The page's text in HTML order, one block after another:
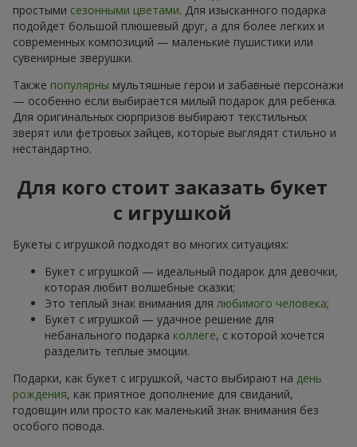
простыми сезонными цветами. Для изысканного подарка
подойдет большой плюшевый друг, а для более легких и
современных композиций — маленькие пушистики или
сувенирные зверушки.
Также популярны мультяшные герои и забавные персонажи
— особенно если выбирается милый подарок для ребенка.
Для оригинальных сюрпризов выбирают текстильных
зверят или фетровых зайцев, которые выглядят стильно и
нестандартно.
Для кого стоит заказать букет
с игрушкой
Букеты с игрушкой подходят во многих ситуациях:
Букет с игрушкой — идеальный подарок для девочки,
которая любит волшебные сказки;
Это теплый знак внимания для любимого человека;
Букет с игрушкой — удачное решение для
небанального подарка коллеге, с которой хочется
разделить теплые эмоции.
Подарки, как букет с игрушкой, часто выбирают на день
рождения, как приятное дополнение для свиданий,
годовщин или просто как маленький знак внимания без
особого повода.